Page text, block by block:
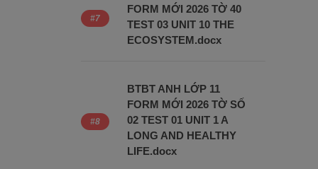
FORM MỚI 2026 TỜ 40
TEST 03 UNIT 10 THE
ECOSYSTEM.docx
BTBT ANH LỚP 11
FORM MỚI 2026 TỜ SỐ
02 TEST 01 UNIT 1 A
LONG AND HEALTHY
LIFE.docx